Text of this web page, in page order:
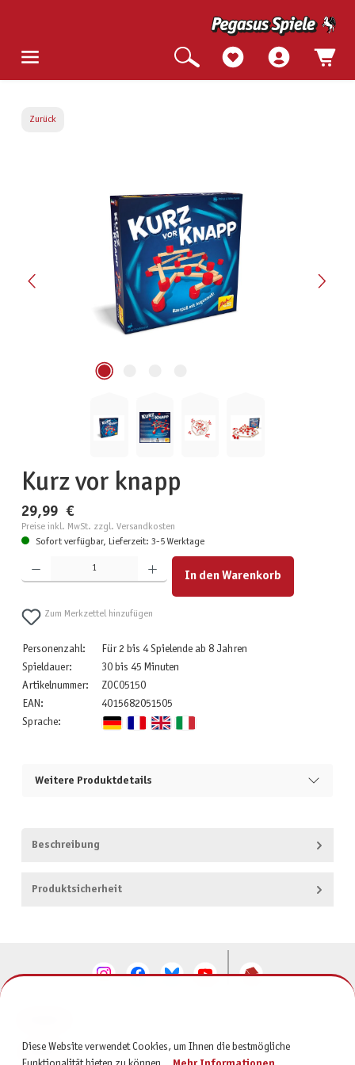
Zurück
Kurz vor knapp
29,99 €
Preise inkl. MwSt. zzgl. Versandkosten
Sofort verfügbar, Lieferzeit: 3-5 Werktage
Produkt Anzahl: Gib den gewünschten Wert ein oder benutze die Schaltflächen um die Anzahl zu
In den Warenkorb
Zum Merkzettel hinzufügen
Personenzahl:
Für 2 bis 4 Spielende ab 8 Jahren
Spieldauer:
30 bis 45 Minuten
Artikelnummer:
ZOC05150
EAN:
4015682051505
Sprache:
Weitere Produktdetails
Beschreibung
Produktsicherheit
SERVICE
Diese Website verwendet Cookies, um Ihnen die bestmögliche